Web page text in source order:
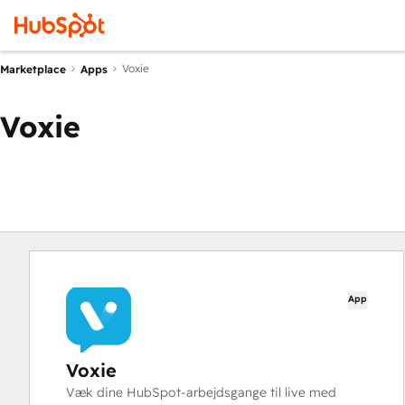
Marketplace Apps Voxie
Voxie
App
Voxie
Væk dine HubSpot-arbejdsgange til live med